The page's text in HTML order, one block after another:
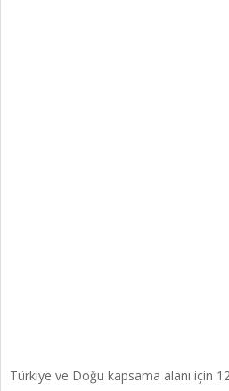
Türkiye ve Doğu kapsama alanı için